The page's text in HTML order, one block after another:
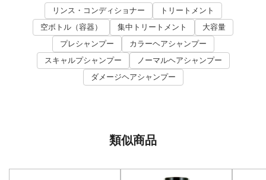
リンス・コンディショナー
トリートメント
空ボトル（容器）
集中トリートメント
大容量
プレシャンプー
カラーヘアシャンプー
スキャルプシャンプー
ノーマルヘアシャンプー
ダメージヘアシャンプー
類似商品